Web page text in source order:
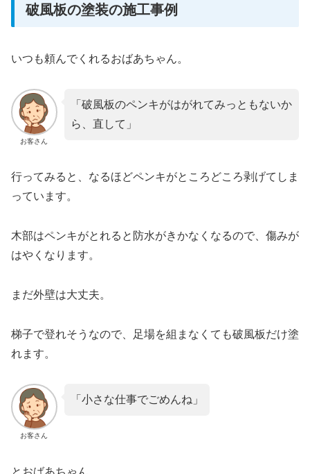
破風板の塗装の施工事例
いつも頼んでくれるおばあちゃん。
お客さん
「破風板のペンキがはがれてみっともないか
ら、直して」
行ってみると、なるほどペンキがところどころ剥げてしま
っています。
木部はペンキがとれると防水がきかなくなるので、傷みが
はやくなります。
まだ外壁は大丈夫。
梯子で登れそうなので、足場を組まなくても破風板だけ塗
れます。
お客さん
「小さな仕事でごめんね」
とおばあちゃん。